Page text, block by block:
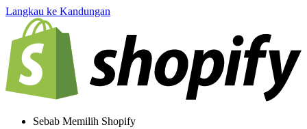
Langkau ke Kandungan
Sebab Memilih Shopify